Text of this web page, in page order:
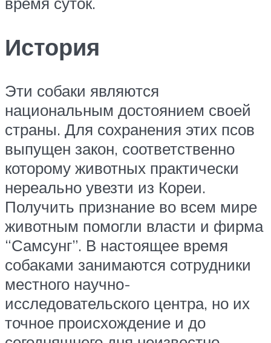
История
Эти собаки являются
национальным достоянием своей
страны. Для сохранения этих псов
выпущен закон, соответственно
которому животных практически
нереально увезти из Кореи.
Получить признание во всем мире
животным помогли власти и фирма
“Самсунг”. В настоящее время
собаками занимаются сотрудники
местного научно-
исследовательского центра, но их
точное происхождение и до